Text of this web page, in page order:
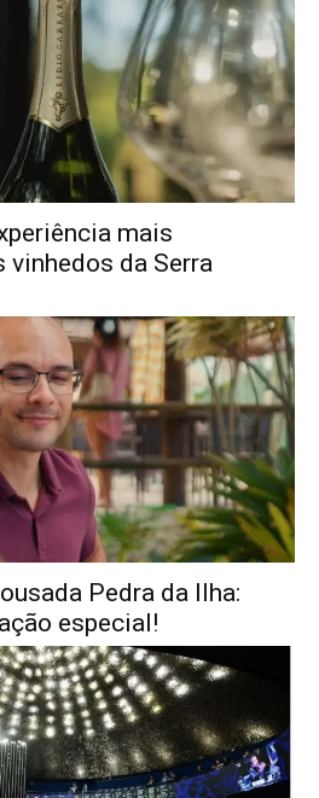
mais
vinhedos da Serra
Pedra da Ilha:
especial!